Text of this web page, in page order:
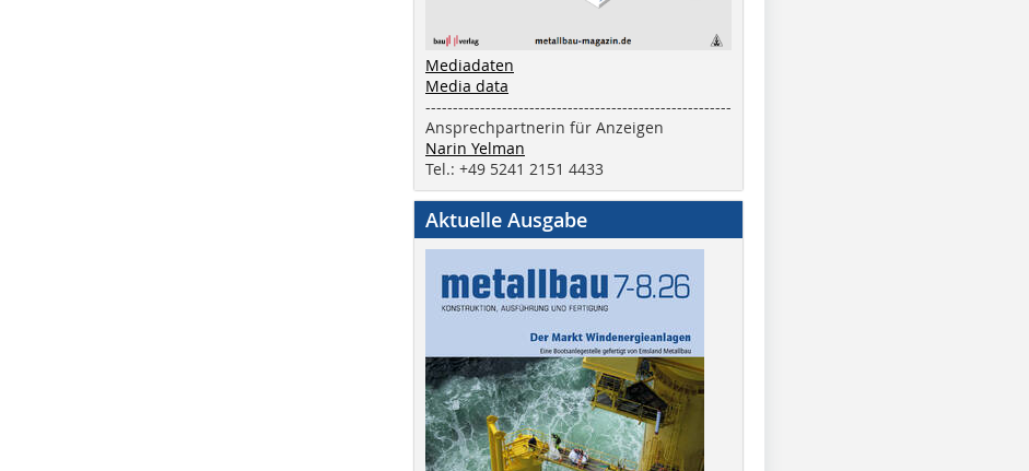
Mediadaten
Media data
--------------------------------------------------------
Ansprechpartnerin für Anzeigen
Narin Yelman
Tel.: +49 5241 2151 4433
Aktuelle Ausgabe